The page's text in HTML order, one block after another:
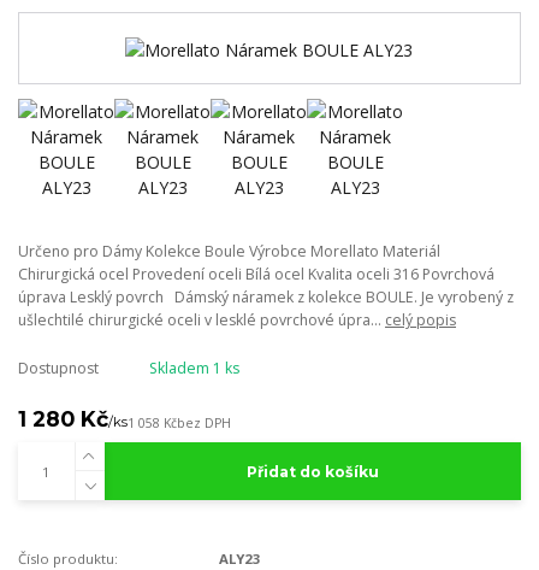
Určeno pro Dámy Kolekce Boule Výrobce Morellato Materiál
Chirurgická ocel Provedení oceli Bílá ocel Kvalita oceli 316 Povrchová
úprava Lesklý povrch Dámský náramek z kolekce BOULE. Je vyrobený z
ušlechtilé chirurgické oceli v lesklé povrchové úpra... celý popis
Dostupnost Skladem 1 ks
1 280 Kč/ks1 058 Kčbez DPH
Přidat do košíku
Číslo produktu:
ALY23